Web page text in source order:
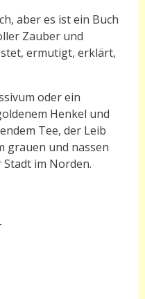
aber es ist ein Buch
Zauber und
ermutigt, erklärt,
oder ein
Henkel und
Tee, der Leib
grauen und nassen
im Norden.